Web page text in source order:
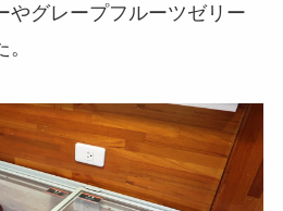
やグレープフルーツゼリー